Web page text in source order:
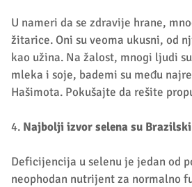
U nameri da se zdravije hrane,
žitarice. Oni su veoma ukusni, od
kao užina. Na žalost, mnogi ljudi
mleka i soje, bademi su među
Hašimota. Pokušajte da rešite
4. Najbolji izvor selena su
Deficijencija u selenu je jedan od
neophodan nutrijent za normalno